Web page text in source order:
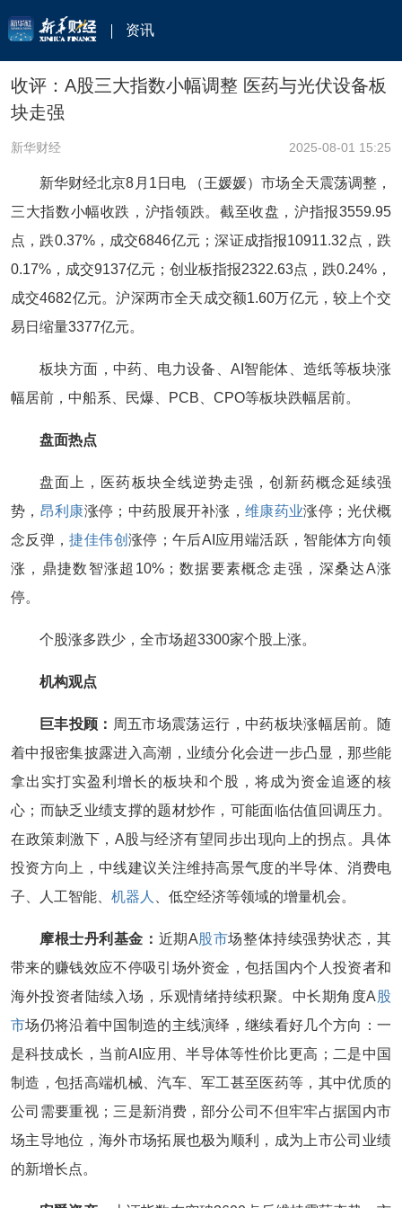
资讯
收评：A股三大指数小幅调整 医药与光伏设备板
块走强
新华财经 2025-08-01 15:25
新华财经北京8月1日电 （王媛媛）市场全天震荡调整，
三大指数小幅收跌，沪指领跌。截至收盘，沪指报3559.95
点，跌0.37%，成交6846亿元；深证成指报10911.32点，跌
0.17%，成交9137亿元；创业板指报2322.63点，跌0.24%，
成交4682亿元。沪深两市全天成交额1.60万亿元，较上个交
易日缩量3377亿元。
板块方面，中药、电力设备、AI智能体、造纸等板块涨
幅居前，中船系、民爆、PCB、CPO等板块跌幅居前。
盘面热点
盘面上，医药板块全线逆势走强，创新药概念延续强
势， 昂利康涨停；中药股展开补涨，维康药业涨停；光伏概
念反弹，捷佳伟创 涨停；午后AI应用端活跃，智能体方向领
涨，鼎捷数智涨超10%；数据要素概念走强，深桑达A涨
停。
个股涨多跌少，全市场超3300家个股上涨。
机构观点
巨丰投顾： 周五市场震荡运行，中药板块涨幅居前。随
着中报密集披露进入高潮，业绩分化会进一步凸显，那些能
拿出实打实盈利增长的板块和个股，将成为资金追逐的核
心；而缺乏业绩支撑的题材炒作，可能面临估值回调压力。
在政策刺激下，A股与经济有望同步出现向上的拐点。具体
投资方向上，中线建议关注维持高景气度的半导体、消费电
子、人工智能、 机器人 、低空经济等领域的增量机会。
摩根士丹利基金： 近期A 股市场整体持续强势状态，其
带来的赚钱效应不停吸引场外资金，包括国内个人投资者和
海外投资者陆续入场，乐观情绪持续积聚。中长期角度A 股
市场仍将沿着中国制造的主线演绎，继续看好几个方向：一
是科技成长，当前AI应用、半导体等性价比更高；二是中国
制造，包括高端机械、汽车、军工甚至医药等，其中优质的
公司需要重视；三是新消费，部分公司不但牢牢占据国内市
场主导地位，海外市场拓展也极为顺利，成为上市公司业绩
的新增长点。